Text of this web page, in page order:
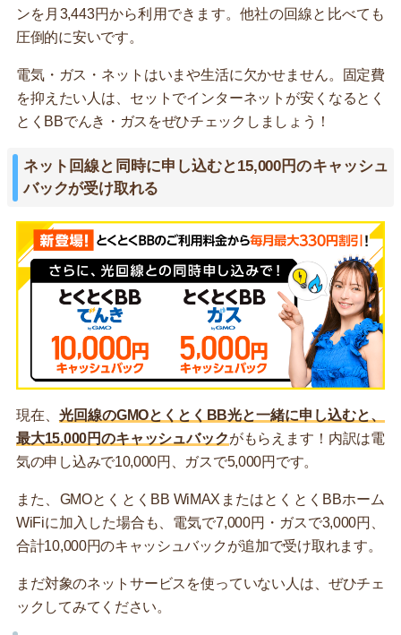
ンを月3,443円から利用できます。他社の回線と比べても
圧倒的に安いです。
電気・ガス・ネットはいまや生活に欠かせません。固定費
を抑えたい人は、セットでインターネットが安くなるとく
とくBBでんき・ガスをぜひチェックしましょう！
ネット回線と同時に申し込むと15,000円のキャッシュ
バックが受け取れる
現在、光回線のGMOとくとくBB光と一緒に申し込むと、
最大15,000円のキャッシュバックがもらえます！内訳は電
気の申し込みで10,000円、ガスで5,000円です。
また、GMOとくとくBB WiMAXまたはとくとくBBホーム
WiFiに加入した場合も、電気で7,000円・ガスで3,000円、
合計10,000円のキャッシュバックが追加で受け取れます。
まだ対象のネットサービスを使っていない人は、ぜひチェ
ックしてみてください。